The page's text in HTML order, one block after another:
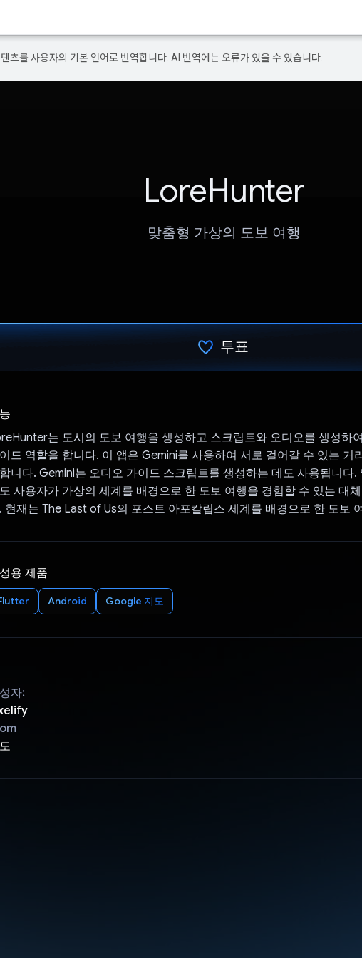
츠를 사용자의 기본 언어로 번역합니다. AI 번역에는 오류가 있을 수 있습니다.
LoreHunter
맞춤형 가상의 도보 여행
투표
는 도시의 도보 여행을 생성하고 스크립트와 오디오를 생성하
드 역할을 합니다. 이 앱은 Gemini를 사용하여 서로 걸어갈 수 있는 거
니다. Gemini는 오디오 가이드 스크립트를 생성하는 데도 사용됩니다.
사용자가 가상의 세계를 배경으로 한 도보 여행을 경험할 수 있는 대
현재는 The Last of Us의 포스트 아포칼립스 세계를 배경으로 한 도보
용 제품
Android Google 지도
자: